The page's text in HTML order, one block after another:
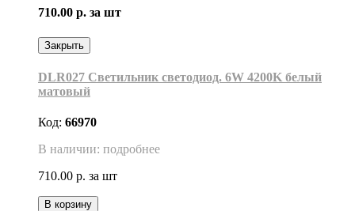
710.00 р. за шт
Закрыть
DLR027 Светильник светодиод. 6W 4200K белый
матовый
Код: 66970
В наличии: подробнее
710.00 р. за шт
В корзину